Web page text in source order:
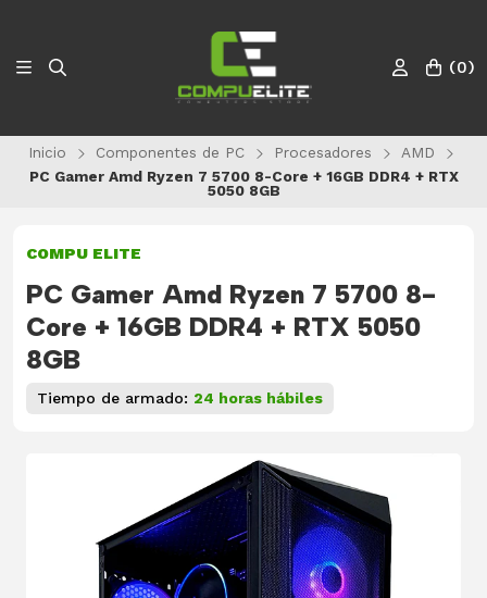
(0)
Inicio Componentes de PC Procesadores
AMD
PC Gamer Amd Ryzen 7 5700 8-Core + 16GB DDR4 + RTX
5050 8GB
COMPU ELITE
PC Gamer Amd Ryzen 7 5700 8-
Core + 16GB DDR4 + RTX 5050
8GB
Tiempo de armado: 24 horas hábiles